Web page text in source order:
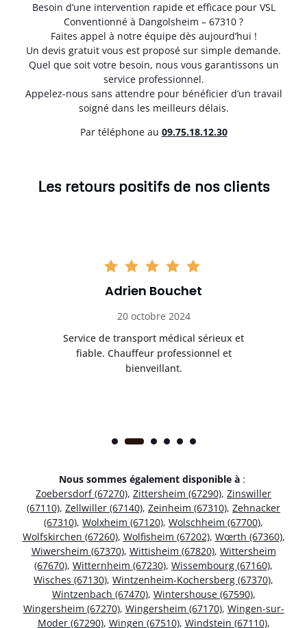
Besoin d’une intervention rapide et efficace pour VSL
Conventionné à Dangolsheim – 67310 ?
Faites appel à notre équipe dès aujourd’hui !
Un devis gratuit vous est proposé sur simple demande.
Quel que soit votre besoin, nous vous garantissons un
service professionnel.
Appelez-nous sans attendre pour bénéficier d’un travail
soigné dans les meilleurs délais.
Par téléphone au 09.75.18.12.30
Les retours positifs de nos clients
Adrien Bouchet
20 octobre 2024
Service de transport médical sérieux et
fiable. Chauffeur professionnel et
bienveillant.
Nous sommes également disponible à :
Zoebersdorf (67270), Zittersheim (67290), Zinswiller
(67110), Zellwiller (67140), Zeinheim (67310), Zehnacker
(67310), Wolxheim (67120), Wolschheim (67700),
Wolfskirchen (67260), Wolfisheim (67202), Wœrth (67360),
Wiwersheim (67370), Wittisheim (67820), Wittersheim
(67670), Witternheim (67230), Wissembourg (67160),
Wisches (67130), Wintzenheim-Kochersberg (67370),
Wintzenbach (67470), Wintershouse (67590),
Wingersheim (67270), Wingersheim (67170), Wingen-sur-
Moder (67290), Wingen (67510), Windstein (67110),